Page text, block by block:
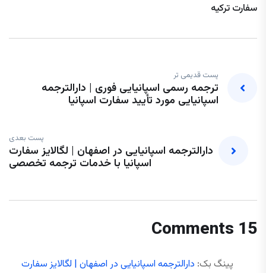
سفارت ترکیه
پست قدیمی تر
ترجمه رسمی اسپانیایی فوری | دارالترجمه
اسپانیایی مورد تأیید سفارت اسپانیا
پست بعدی
دارالترجمه اسپانیایی در اصفهان | لگالایز سفارت
اسپانیا با خدمات ترجمه تخصصی
15 Comments
پینگ بک: دارالترجمه اسپانیایی در اصفهان | لگالایز سفارت